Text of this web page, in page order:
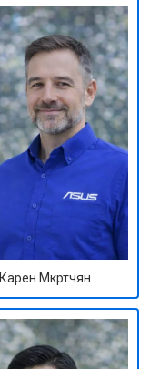
Карен Мкртчян